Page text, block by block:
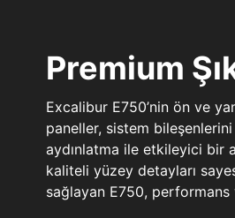
Premium
Excalibur E750’nin ön ve
paneller, sistem
aydınlatma ile etkileyici bir
kaliteli yüzey detayları
sağlayan E750, performans